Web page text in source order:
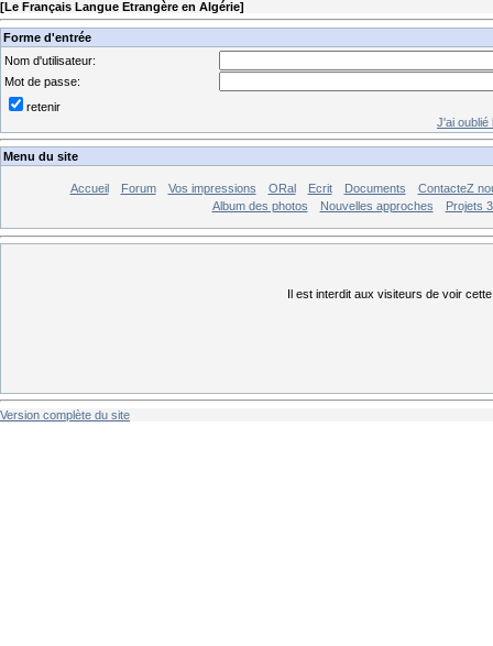
[Le Français Langue Etrangère en Algérie]
Forme d'entrée
Nom d'utilisateur:
Mot de passe:
retenir
J'ai oublié
Menu du site
Accueil Forum Vos impressions ORal Ecrit Documents
ContacteZ
Album des photos
Nouvelles approches Projets
Il est interdit aux visiteurs de voir
Version complète du site